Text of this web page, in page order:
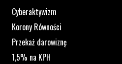
Cyberaktywizm
Korony Równości
Przekaż darowiznę
1,5% na KPH